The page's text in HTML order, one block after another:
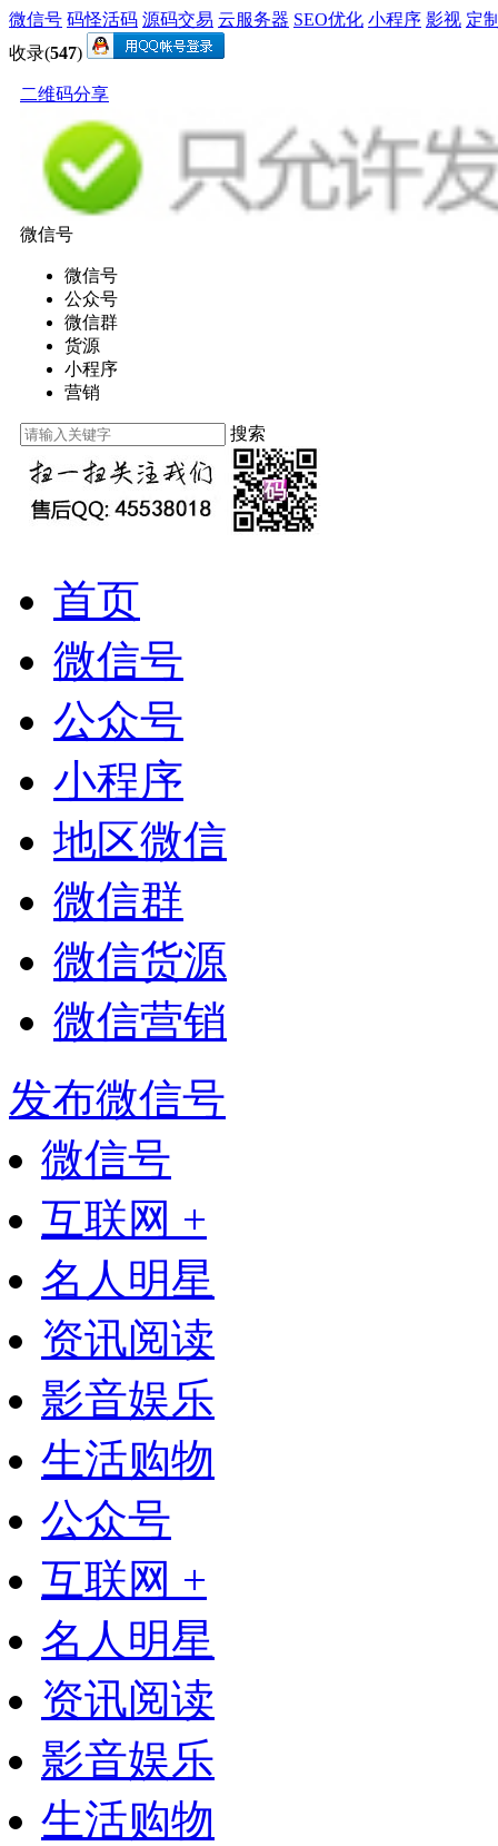
微信号 码怪活码 源码交易 云服务器 SEO优化 小程序 影视 定
收录(547)
二维码分享
微信号
微信号
公众号
微信群
货源
小程序
营销
搜索
首页
微信号
公众号
小程序
地区微信
微信群
微信货源
微信营销
发布微信号
微信号
互联网 +
名人明星
资讯阅读
影音娱乐
生活购物
公众号
互联网 +
名人明星
资讯阅读
影音娱乐
生活购物